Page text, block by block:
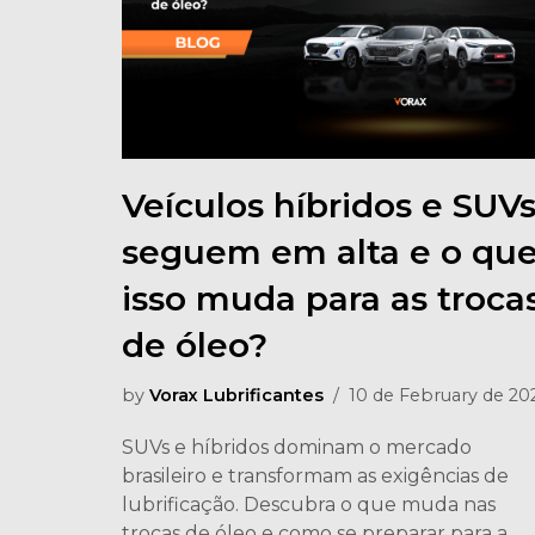
Veículos híbridos e SUVs
seguem em alta e o
isso muda para as
de óleo?
by Vorax Lubrificantes 10 de February de
SUVs e híbridos dominam o mercado
brasileiro e transformam as exigências de
lubrificação. Descubra o que muda nas